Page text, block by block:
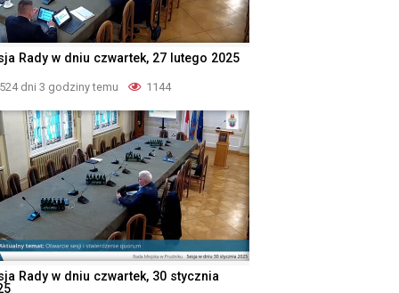
Rady w dniu czwartek, 27 lutego 2025
524 dni 3 godziny temu 1144
Rady w dniu czwartek, 30 stycznia